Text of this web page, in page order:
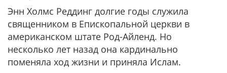
Энн Холмс Реддинг долгие годы служила
священником в Епископальной церкви в
американском штате Род-Айленд. Но
несколько лет назад она кардинально
поменяла ход жизни и приняла Ислам.